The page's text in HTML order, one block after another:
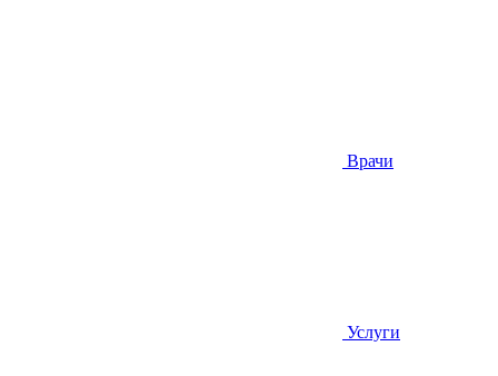
Врачи
Услуги